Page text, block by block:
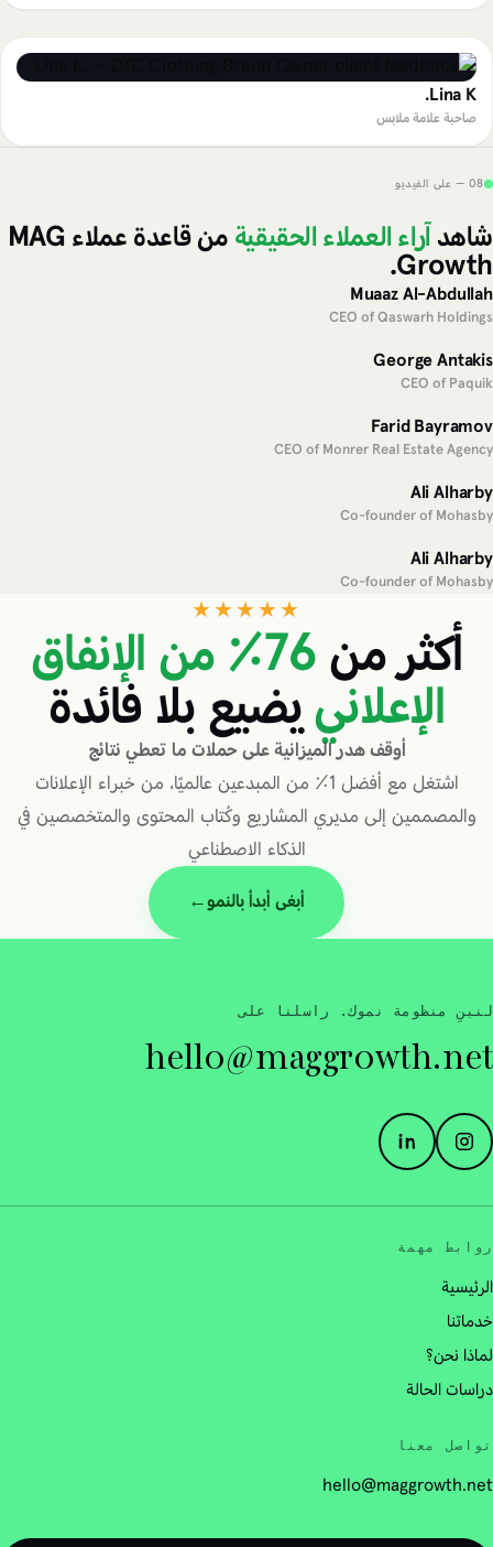
Lina K.
صاحبة علامة ملابس
08 — على الفيديو
شاهد آراء العملاء الحقيقية
من قاعدة عملاء MAG
Growth.
Muaaz Al-Abdullah
CEO of Qaswarh Holdings
George Antakis
CEO of Paquik
Farid Bayramov
CEO of Monrer Real Estate Agency
Ali Alharby
Co-founder of Mohasby
Ali Alharby
Co-founder of Mohasby
★★★★★
أكثر من
76٪ من الإنفاق
الإعلاني يضيع بلا فائدة
أوقف هدر الميزانية على حملات ما تعطي نتائج
اشتغل مع أفضل 1٪ من المبدعين عالميًا، من خبراء الإعلانات
والمصممين إلى مديري المشاريع وكُتاب المحتوى والمتخصصين في
الذكاء الاصطناعي
أبغى أبدأ بالنمو→
لنبنِ منظومة نموك. راسلنا على
hello@maggrowth.net
روابط مهمة
الرئيسية
خدماتنا
لماذا نحن؟
دراسات الحالة
تواصل معنا
hello@maggrowth.net